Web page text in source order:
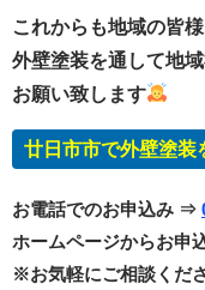
これからも地域の皆
外壁塗装を通して地
お願い致します
廿日市市で外壁塗装
お電話でのお申込み ⇒
ホームページからお申
※お気軽にご相談くだ